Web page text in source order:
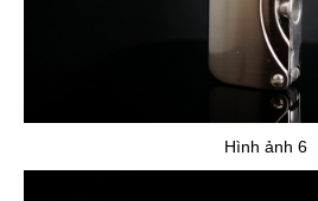
Hình ảnh 6